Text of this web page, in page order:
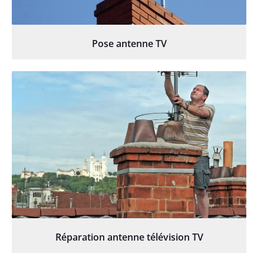
Pose antenne TV
Réparation antenne télévision TV